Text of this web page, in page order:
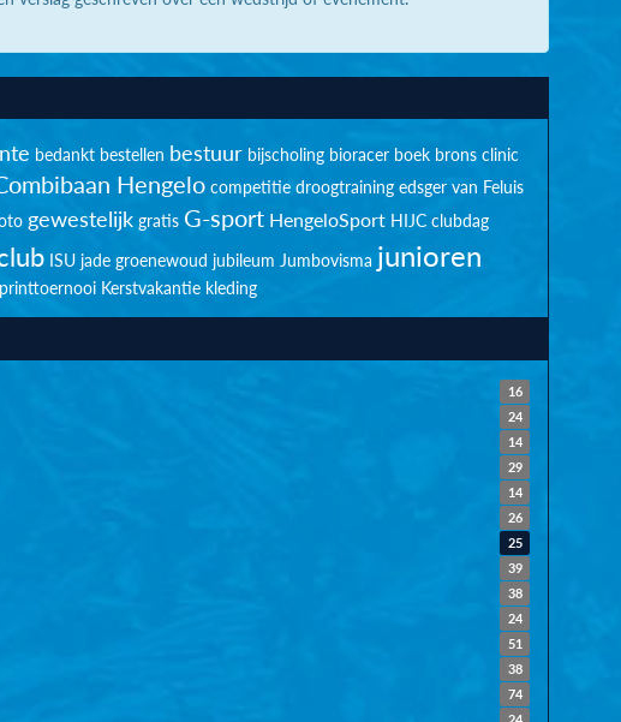
bedankt bestellen bestuur bijscholing bioracer boek brons clinic
Hengelo competitie droogtraining edsger van Feluis
gewestelijk gratis G-sport HengeloSport HIJC clubdag
ISU jade groenewoud jubileum Jumbovisma junioren
Kerstvakantie kleding
16
24
14
29
14
26
25
39
38
24
51
38
74